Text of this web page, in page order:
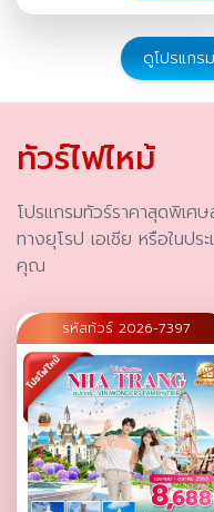
ดูโปรแก
ทัวร์ไฟไหม้
โปรแกรมทัวร์ราคาสุดพิเศษ
ทางยุโรป เอเชีย หรือในป
คุณ
รหัสทัวร์ 2026-7397